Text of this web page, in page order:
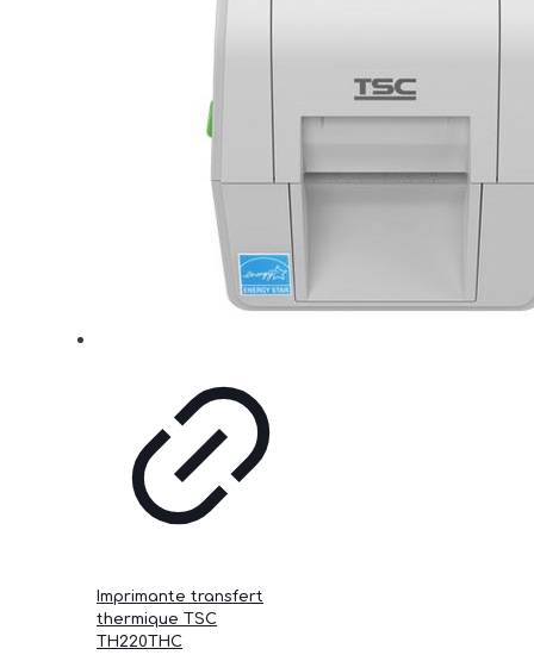
Imprimante transfert
thermique TSC
TH220THC